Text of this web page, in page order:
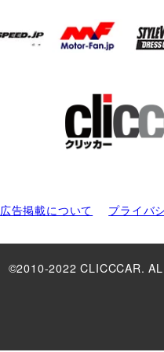
広告掲載について プライバ
©2010-2022 CLICCCAR.